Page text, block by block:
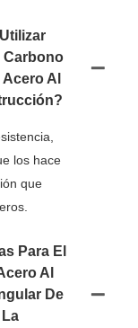
Carbono
Al
los hace
que
Para El
Al
De